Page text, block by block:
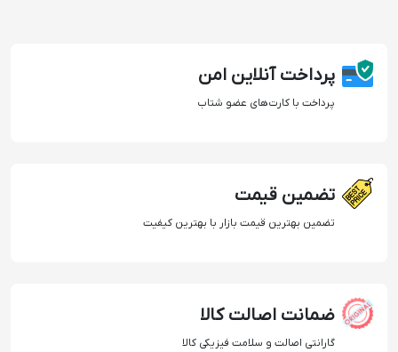
پرداخت آنلاین امن
پرداخت با کارت‌های عضو شتاب
تضمین قیمت
تضمین بهترین قیمت بازار با بهترین کیفیت
ضمانت اصالت کالا
گارانتی اصالت و سلامت فیزیکی کالا